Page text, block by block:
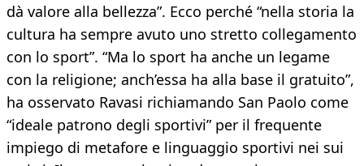
dà valore alla bellezza”. Ecco perché “nella storia la
cultura ha sempre avuto uno stretto collegamento
con lo sport”. “Ma lo sport ha anche un legame
con la religione; anch’essa ha alla base il gratuito”,
ha osservato Ravasi richiamando San Paolo come
“ideale patrono degli sportivi” per il frequente
impiego di metafore e linguaggio sportivi nei sui